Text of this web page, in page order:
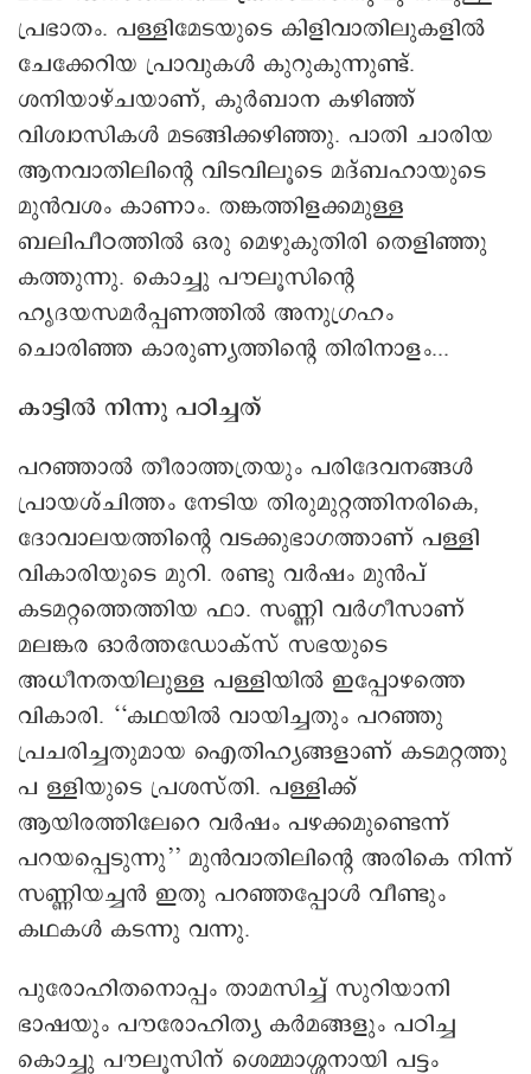
പ്രഭാതം. പള്ളിമേടയുടെ കിളിവാതിലുകളിൽ
ചേക്കേറിയ പ്രാവുകൾ കുറുകുന്നുണ്ട്.
ശനിയാഴ്ചയാണ്, കുർബാന കഴിഞ്ഞ്
വിശ്വാസികൾ മടങ്ങിക്കഴിഞ്ഞു. പാതി ചാരിയ
ആനവാതിലിന്റെ വിടവിലൂടെ മദ്ബഹായുടെ
മുൻവശം കാണാം. തങ്കത്തിളക്കമുള്ള
ബലിപീഠത്തിൽ ഒരു മെഴുകുതിരി തെളിഞ്ഞു
കത്തുന്നു. കൊച്ചു പൗലൂസിന്റെ
ഹൃദയസമർപ്പണത്തിൽ അനുഗ്രഹം
ചൊരിഞ്ഞ കാരുണ്യത്തിന്റെ തിരിനാളം...
കാട്ടിൽ നിന്നു പഠിച്ചത്
പറഞ്ഞാൽ തീരാത്തത്രയും പരിദേവനങ്ങൾ
പ്രായശ്ചിത്തം നേടിയ തിരുമുറ്റത്തിനരികെ,
ദോവാലയത്തിന്റെ വടക്കുഭാഗത്താണ് പള്ളി
വികാരിയുടെ മുറി. രണ്ടു വർഷം മുൻപ്
കടമറ്റത്തെത്തിയ ഫാ. സണ്ണി വർഗീസാണ്
മലങ്കര ഓർത്തഡോക്സ് സഭയുടെ
അധീനതയിലുള്ള പള്ളിയിൽ ഇപ്പോഴത്തെ
വികാരി. ‘‘കഥയിൽ വായിച്ചതും പറഞ്ഞു
പ്രചരിച്ചതുമായ ഐതിഹ്യങ്ങളാണ് കടമറ്റത്തു
പ ള്ളിയുടെ പ്രശസ്തി. പള്ളിക്ക്
ആയിരത്തിലേറെ വർഷം പഴക്കമുണ്ടെന്ന്
പറയപ്പെടുന്നു’’ മുൻവാതിലിന്റെ അരികെ നിന്ന്
സണ്ണിയച്ചൻ ഇതു പറഞ്ഞപ്പോൾ വീണ്ടും
കഥകൾ കടന്നു വന്നു.
പുരോഹിതനൊപ്പം താമസിച്ച് സുറിയാനി
ഭാഷയും പൗരോഹിത്യ കർമങ്ങളും പഠിച്ച
കൊച്ചു പൗലൂസിന് ശെമ്മാശ്ശനായി പട്ടം